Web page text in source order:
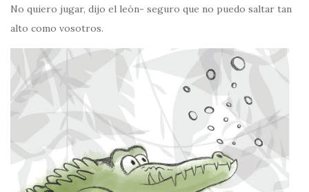
No quiero jugar, dijo el león- seguro que no puedo saltar tan
alto como vosotros.